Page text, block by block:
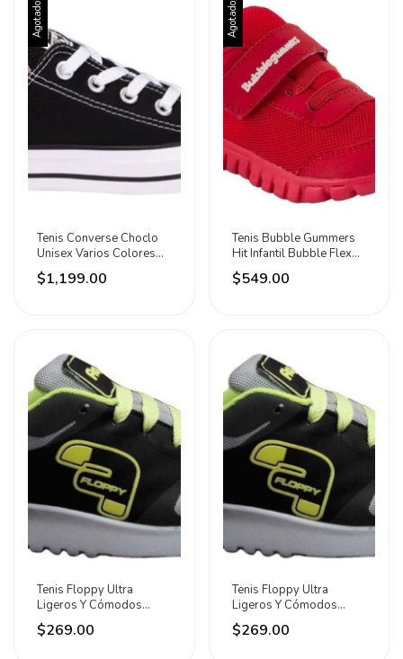
Agotado
Tenis Converse Choclo
Unisex Varios Colores
M9166c
$1,199.00
Agotado
Tenis Bubble Gummers
Hit Infantil Bubble Flex
Anti Impacto
$549.00
Tenis Floppy Ultra
Ligeros Y Cómodos
Plata/negro/oxford/neón
Plateado 23 Al 26
$269.00
Tenis Floppy Ultra
Ligeros Y Cómodos
Plata/negro/oxford/neón
Plateado 23 Al 26
$269.00